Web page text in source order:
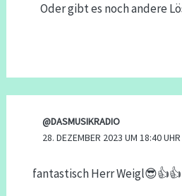
Oder gibt es noch andere
@DASMUSIKRADIO
28. DEZEMBER 2023 UM 18:40 UHR
fantastisch Herr Weigl😎👍👍